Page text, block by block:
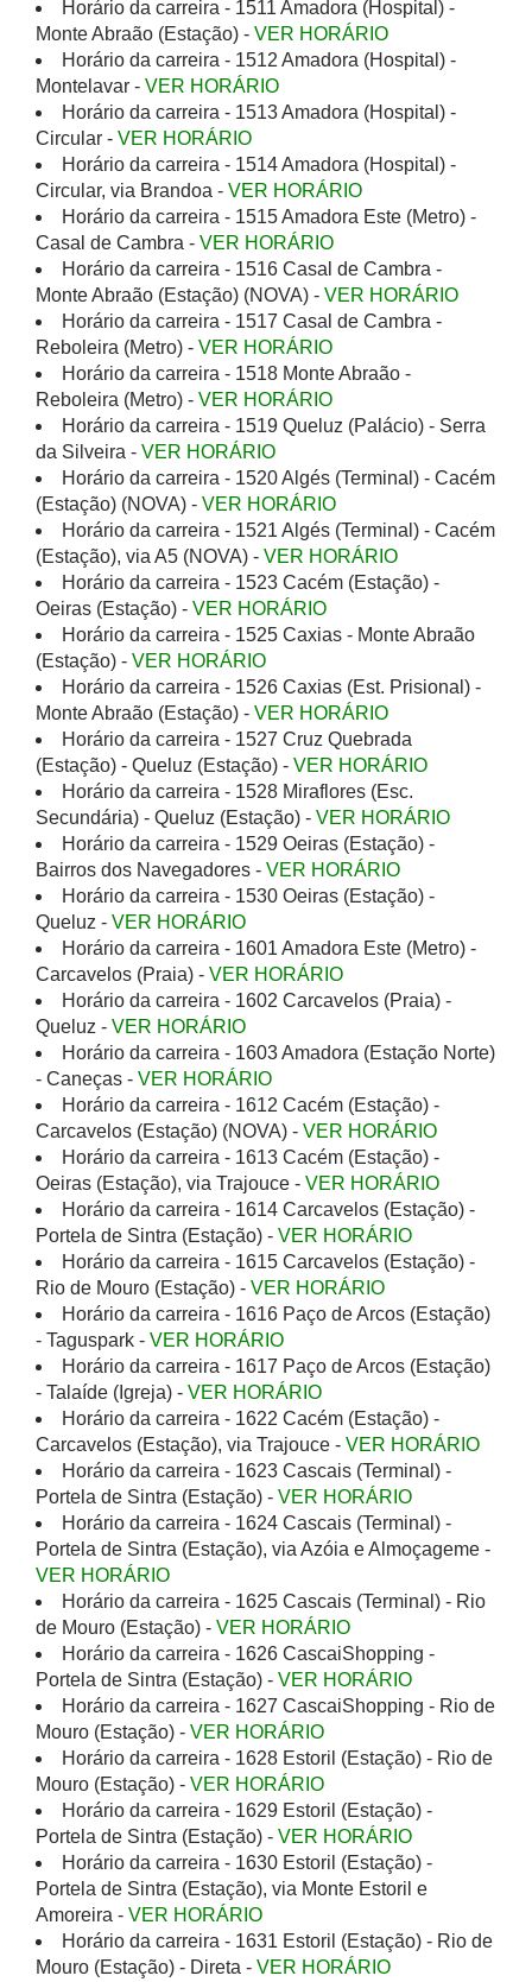
Horário da carreira - 1511 Amadora (Hospital) -
Monte Abraão (Estação) - VER HORÁRIO
Horário da carreira - 1512 Amadora (Hospital) -
Montelavar - VER HORÁRIO
Horário da carreira - 1513 Amadora (Hospital) -
Circular - VER HORÁRIO
Horário da carreira - 1514 Amadora (Hospital) -
Circular, via Brandoa - VER HORÁRIO
Horário da carreira - 1515 Amadora Este (Metro) -
Casal de Cambra - VER HORÁRIO
Horário da carreira - 1516 Casal de Cambra -
Monte Abraão (Estação) (NOVA) - VER HORÁRIO
Horário da carreira - 1517 Casal de Cambra -
Reboleira (Metro) - VER HORÁRIO
Horário da carreira - 1518 Monte Abraão -
Reboleira (Metro) - VER HORÁRIO
Horário da carreira - 1519 Queluz (Palácio) - Serra
da Silveira - VER HORÁRIO
Horário da carreira - 1520 Algés (Terminal) - Cacém
(Estação) (NOVA) - VER HORÁRIO
Horário da carreira - 1521 Algés (Terminal) - Cacém
(Estação), via A5 (NOVA) - VER HORÁRIO
Horário da carreira - 1523 Cacém (Estação) -
Oeiras (Estação) - VER HORÁRIO
Horário da carreira - 1525 Caxias - Monte Abraão
(Estação) - VER HORÁRIO
Horário da carreira - 1526 Caxias (Est. Prisional) -
Monte Abraão (Estação) - VER HORÁRIO
Horário da carreira - 1527 Cruz Quebrada
(Estação) - Queluz (Estação) - VER HORÁRIO
Horário da carreira - 1528 Miraflores (Esc.
Secundária) - Queluz (Estação) - VER HORÁRIO
Horário da carreira - 1529 Oeiras (Estação) -
Bairros dos Navegadores - VER HORÁRIO
Horário da carreira - 1530 Oeiras (Estação) -
Queluz - VER HORÁRIO
Horário da carreira - 1601 Amadora Este (Metro) -
Carcavelos (Praia) - VER HORÁRIO
Horário da carreira - 1602 Carcavelos (Praia) -
Queluz - VER HORÁRIO
Horário da carreira - 1603 Amadora (Estação Norte)
- Caneças - VER HORÁRIO
Horário da carreira - 1612 Cacém (Estação) -
Carcavelos (Estação) (NOVA) - VER HORÁRIO
Horário da carreira - 1613 Cacém (Estação) -
Oeiras (Estação), via Trajouce - VER HORÁRIO
Horário da carreira - 1614 Carcavelos (Estação) -
Portela de Sintra (Estação) - VER HORÁRIO
Horário da carreira - 1615 Carcavelos (Estação) -
Rio de Mouro (Estação) - VER HORÁRIO
Horário da carreira - 1616 Paço de Arcos (Estação)
- Taguspark - VER HORÁRIO
Horário da carreira - 1617 Paço de Arcos (Estação)
- Talaíde (Igreja) - VER HORÁRIO
Horário da carreira - 1622 Cacém (Estação) -
Carcavelos (Estação), via Trajouce - VER HORÁRIO
Horário da carreira - 1623 Cascais (Terminal) -
Portela de Sintra (Estação) - VER HORÁRIO
Horário da carreira - 1624 Cascais (Terminal) -
Portela de Sintra (Estação), via Azóia e Almoçageme -
VER HORÁRIO
Horário da carreira - 1625 Cascais (Terminal) - Rio
de Mouro (Estação) - VER HORÁRIO
Horário da carreira - 1626 CascaiShopping -
Portela de Sintra (Estação) - VER HORÁRIO
Horário da carreira - 1627 CascaiShopping - Rio de
Mouro (Estação) - VER HORÁRIO
Horário da carreira - 1628 Estoril (Estação) - Rio de
Mouro (Estação) - VER HORÁRIO
Horário da carreira - 1629 Estoril (Estação) -
Portela de Sintra (Estação) - VER HORÁRIO
Horário da carreira - 1630 Estoril (Estação) -
Portela de Sintra (Estação), via Monte Estoril e
Amoreira - VER HORÁRIO
Horário da carreira - 1631 Estoril (Estação) - Rio de
Mouro (Estação) - Direta - VER HORÁRIO